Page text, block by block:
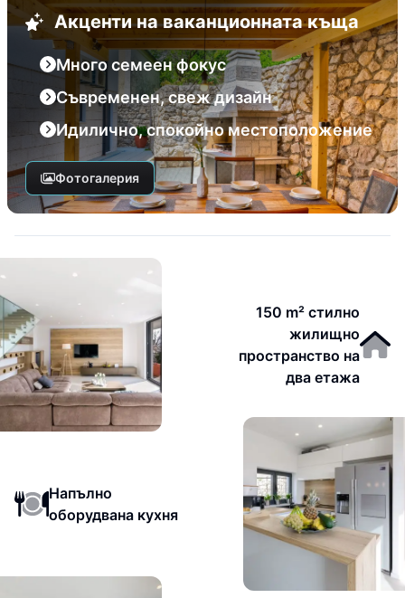
Акценти на ваканционната къща
Много семеен фокус
Съвременен, свеж дизайн
Идилично, спокойно местоположение
Фотогалерия
150 m² стилно
жилищно
пространство на
два етажа
Напълно
оборудвана кухня